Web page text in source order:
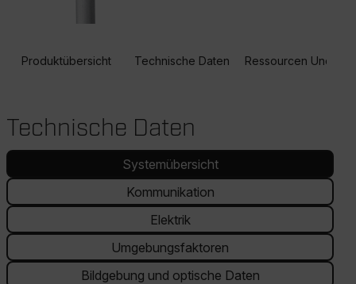
Produktübersicht Technische Daten Ressourcen Und
Technische Daten
Systemübersicht
Kommunikation
Elektrik
Umgebungsfaktoren
Bildgebung und optische Daten